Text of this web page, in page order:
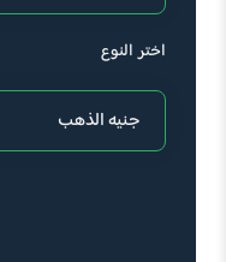
اختر النوع